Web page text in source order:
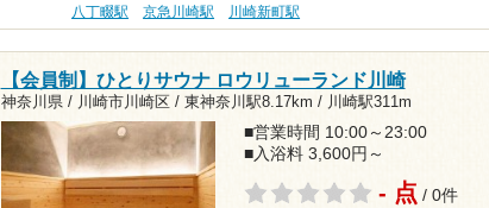
八丁畷駅
京急川崎駅 川崎新町駅
【会員制】ひとりサウナ ロウリューランド川崎
神奈川県 / 川崎市川崎区 / 東神奈川駅8.17km / 川崎駅311m
■営業時間 10:00～23:00
■入浴料 3,600円～
- 点 / 0件